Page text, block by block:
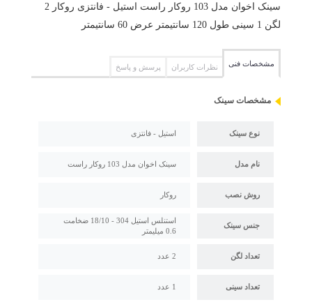
سینک اخوان مدل 103 روکار راست استیل - فانتزی روکار 2
لگن 1 سینی طول 120 سانتیمتر عرض 60 سانتیمتر
مشخصات فنی نظرات کاربران پرسش و پاسخ
مشخصات سینک
نوع سینک استیل - فانتزی
نام مدل سینک اخوان مدل 103 روکار راست
روش نصب روکار
جنس سینک
استنلس استیل 304 - 18/10 ضخامت
0.6 میلیمتر
تعداد لگن 2 عدد
تعداد سینی 1 عدد